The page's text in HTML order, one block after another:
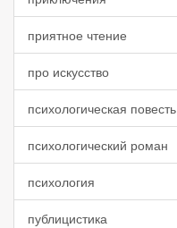
приятное чтение
про искусство
психологическая повесть
психологический роман
психология
публицистика